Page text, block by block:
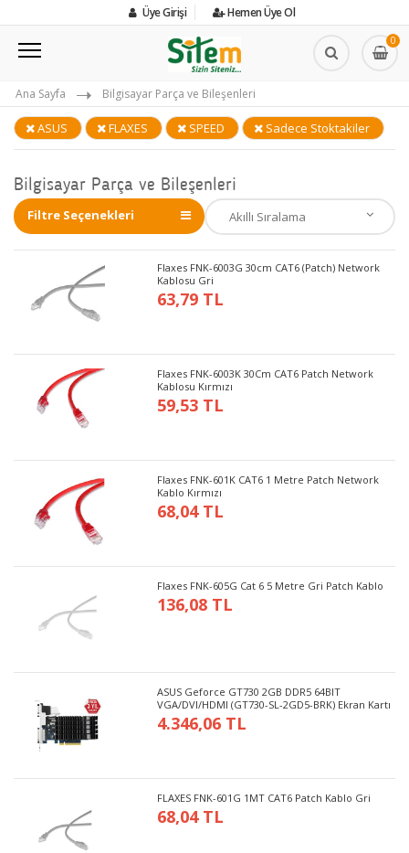
Üye Girişi Hemen Üye Ol
0
Ana Sayfa Bilgisayar Parça ve Bileşenleri
ASUS FLAXES SPEED Sadece Stoktakiler
Bilgisayar Parça ve Bileşenleri
Filtre Seçenekleri
Flaxes FNK-6003G 30cm CAT6 (Patch) Network
Kablosu Gri
63,79 TL
Flaxes FNK-6003K 30Cm CAT6 Patch Network
Kablosu Kırmızı
59,53 TL
Flaxes FNK-601K CAT6 1 Metre Patch Network
Kablo Kırmızı
68,04 TL
Flaxes FNK-605G Cat 6 5 Metre Gri Patch Kablo
136,08 TL
ASUS Geforce GT730 2GB DDR5 64BIT
VGA/DVI/HDMI (GT730-SL-2GD5-BRK) Ekran Kartı
4.346,06 TL
FLAXES FNK-601G 1MT CAT6 Patch Kablo Gri
68,04 TL